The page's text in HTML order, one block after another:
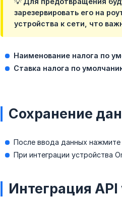
зарезервировать его на
устройства к сети, что
Наименование налога по
Ставка налога по
Сохранение
После ввода данных нажмите
При интеграции устройства
Интеграция